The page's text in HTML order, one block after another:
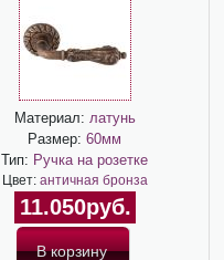
Материал: латунь
Размер: 60мм
Тип: Ручка на розетке
Цвет: античная бронза
11.050руб.